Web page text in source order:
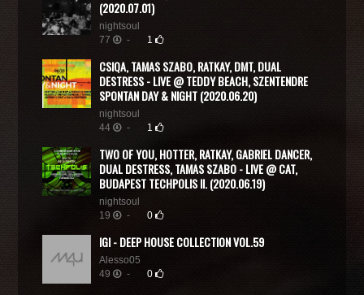
(2020.07.01)
nightsoul
77
- 1
CSIQA, TAMAS SZABO, RATKAY, DMT, DUAL
DESTRESS - LIVE @ TEDDY BEACH, SZENTENDRE
SPONTAN DAY & NIGHT (2020.06.20)
nightsoul
44
- 1
TWO OF YOU, HOTTER, RATKAY, GABRIEL DANCER,
DUAL DESTRESS, TAMAS SZABO - LIVE @ CAT,
BUDAPEST TECHPOLIS II. (2020.06.19)
nightsoul
19
- 0
IGI - DEEP HOUSE COLLECTION VOL.59
Alesso05
49
- 0